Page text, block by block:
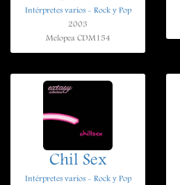
Intérpretes varios - Rock y Pop
2003
Melopea CDM154
Chil Sex
Intérpretes varios - Rock y Pop